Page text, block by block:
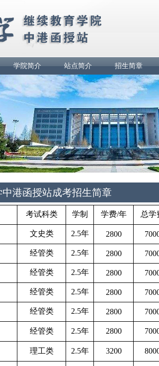
学院简介 站点简介 招生简章
中港函授站成考招生简章
考试科类 学制 学费/年 总学
文史类 2.5年 2800
经管类 2.5年 2800
经管类 2.5年 2800
经管类 2.5年 2800
经管类 2.5年 2800
经管类 2.5年 2800
理工类 2.5年 3200